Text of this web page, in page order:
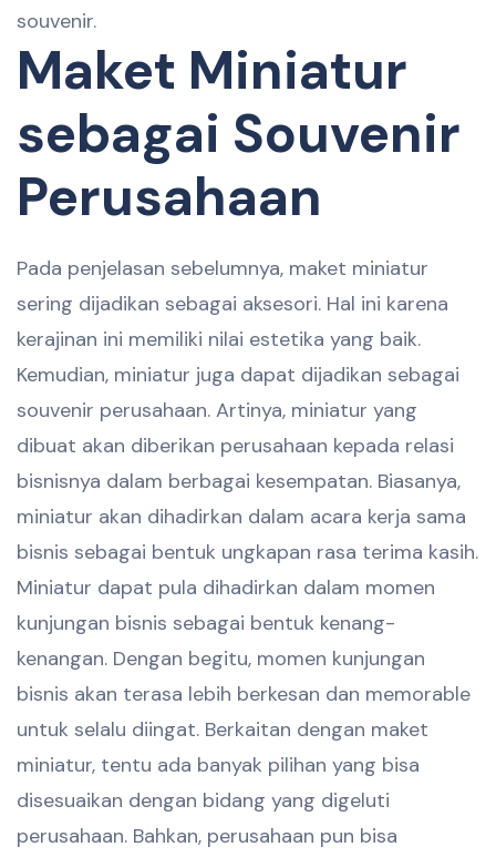
souvenir.
Maket Miniatur
sebagai Souvenir
Perusahaan
Pada penjelasan sebelumnya, maket miniatur
sering dijadikan sebagai aksesori. Hal ini karena
kerajinan ini memiliki nilai estetika yang baik.
Kemudian, miniatur juga dapat dijadikan sebagai
souvenir perusahaan. Artinya, miniatur yang
dibuat akan diberikan perusahaan kepada relasi
bisnisnya dalam berbagai kesempatan. Biasanya,
miniatur akan dihadirkan dalam acara kerja sama
bisnis sebagai bentuk ungkapan rasa terima kasih.
Miniatur dapat pula dihadirkan dalam momen
kunjungan bisnis sebagai bentuk kenang-
kenangan. Dengan begitu, momen kunjungan
bisnis akan terasa lebih berkesan dan memorable
untuk selalu diingat. Berkaitan dengan maket
miniatur, tentu ada banyak pilihan yang bisa
disesuaikan dengan bidang yang digeluti
perusahaan. Bahkan, perusahaan pun bisa